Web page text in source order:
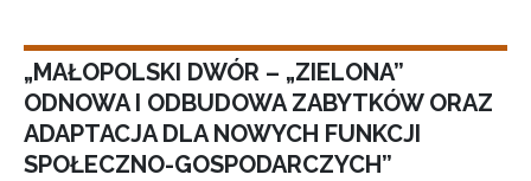
„MAŁOPOLSKI DWÓR – „ZIELONA”
ODNOWA I ODBUDOWA ZABYTKÓW ORAZ
ADAPTACJA DLA NOWYCH FUNKCJI
SPOŁECZNO-GOSPODARCZYCH”